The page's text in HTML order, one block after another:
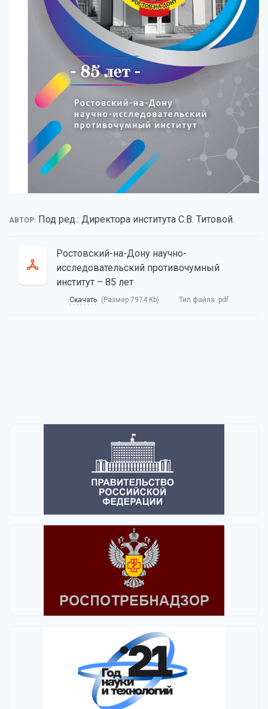
АВТОР: Под ред.: Директора института С.В. Титовой.
Ростовский-на-Дону научно-
исследовательский противочумный
институт – 85 лет
Скачать (Размер 7974 Kb) Тип файла: pdf